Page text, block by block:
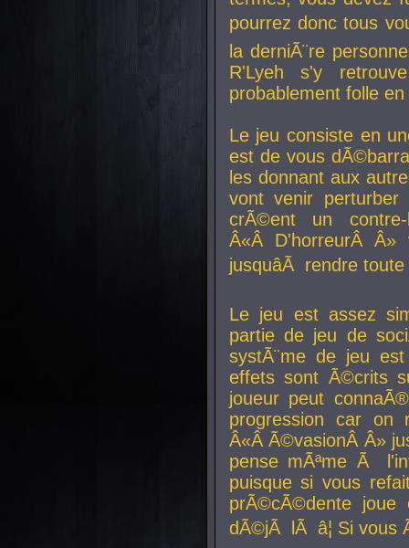
pourrez donc tous
la derniÃ¨re
R'Lyeh s'y
probablement folle
Le jeu consiste en
est de vous
les donnant aux
vont venir perturber
crÃ©ent un
Â«Â D'horreurÂ
jusquâÃ rendre
Le jeu est assez
partie de jeu de
systÃ¨me de jeu
effets sont Ã©crits
joueur peut
progression car
Â«Â Ã©vasionÂ Â»
pense mÃªme Ã
puisque si vous
prÃ©cÃ©dente
dÃ©jÃ lÃ â¦ Si vous